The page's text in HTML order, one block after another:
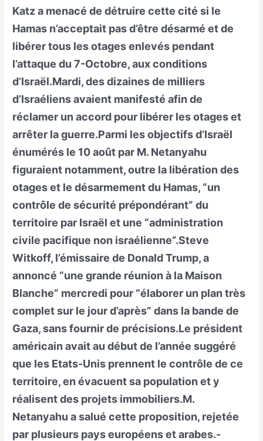
Katz a menacé de détruire cette cité si le
Hamas n’acceptait pas d’être désarmé et de
libérer tous les otages enlevés pendant
l’attaque du 7-Octobre, aux conditions
d’Israël.Mardi, des dizaines de milliers
d’Israéliens avaient manifesté afin de
réclamer un accord pour libérer les otages et
arrêter la guerre.Parmi les objectifs d’Israël
énumérés le 10 août par M. Netanyahu
figuraient notamment, outre la libération des
otages et le désarmement du Hamas, “un
contrôle de sécurité prépondérant” du
territoire par Israël et une “administration
civile pacifique non israélienne”.Steve
Witkoff, l’émissaire de Donald Trump, a
annoncé “une grande réunion à la Maison
Blanche” mercredi pour “élaborer un plan très
complet sur le jour d’après” dans la bande de
Gaza, sans fournir de précisions.Le président
américain avait au début de l’année suggéré
que les Etats-Unis prennent le contrôle de ce
territoire, en évacuent sa population et y
réalisent des projets immobiliers.M.
Netanyahu a salué cette proposition, rejetée
par plusieurs pays européens et arabes.-